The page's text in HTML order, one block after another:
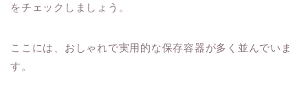
をチェックしましょう。
ここには、おしゃれで実用的な保存容器が多く並んでいま
す。